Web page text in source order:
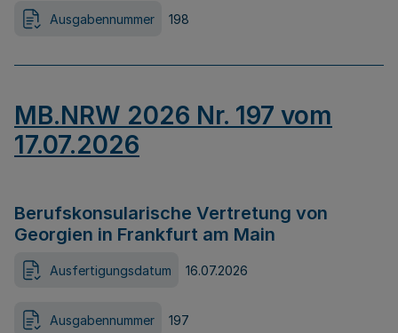
Ausgabennummer 198
MB.NRW 2026 Nr. 197 vom
17.07.2026
Berufskonsularische Vertretung von
Georgien in Frankfurt am Main
Ausfertigungsdatum 16.07.2026
Ausgabennummer 197